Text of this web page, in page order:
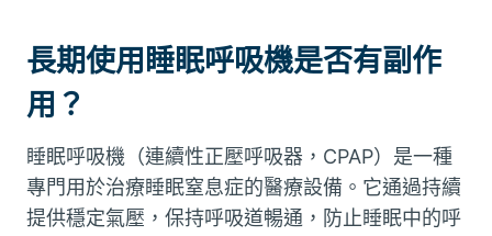
長期使用睡眠呼吸機是否有副作
用？
睡眠呼吸機（連續性正壓呼吸器，CPAP）是一種
專門用於治療睡眠窒息症的醫療設備。它通過持續
提供穩定氣壓，保持呼吸道暢通，防止睡眠中的呼